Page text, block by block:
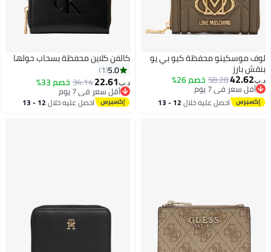
3
لوف موسكينو محفظة كيو بي يو
بنقش بارز
د.ب‏42.62
58.28خصم 26%
أقل سعر في 7 يوم
أقل سعر في 7 يوماحصل عليه خلال 12 - 13
كالفن كلاين محفظة بسحاب حولها
5.0
1
د.ب‏22.61
34.14خصم 33%
أقل سعر في 7 يوم
أقل سعر في 7 يوماحصل عليه خلال 12 - 13